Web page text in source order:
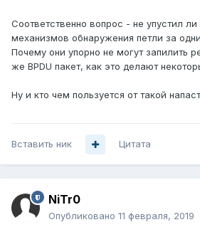
Соответственно вопрос - не упустил
механизмов обнаружения петли за
Почему они упорно не могут запилить
же BPDU пакет, как это делают
Ну и кто чем пользуется от такой
Вставить ник Цитата
NiTr0
Опубликовано 11 февраля, 2019